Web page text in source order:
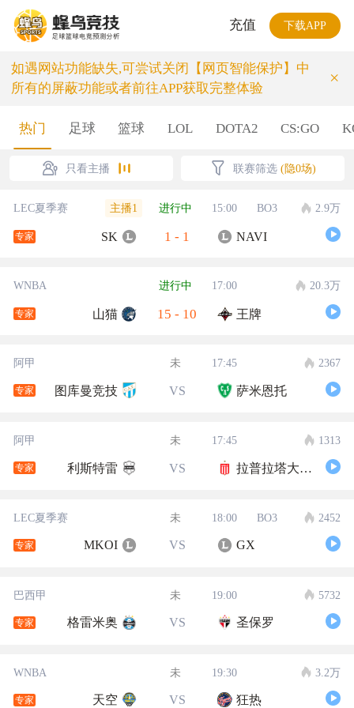
充值 下载APP
如遇网站功能缺失,可尝试关闭【网页智能保护】中
所有的屏蔽功能或者前往APP获取完整体验
×
热门 足球 篮球 LOL DOTA2 CS:GO
只看主播 联赛筛选 (隐0场)
LEC夏季赛 主播1 进行中 15:00 BO3 2.9万
专家 SK 1 - 1 NAVI
WNBA 进行中 17:00 20.3万
专家 山猫 15 - 10 王牌
阿甲 未 17:45 2367
专家 图库曼竞技 VS 萨米恩托
阿甲 未 17:45 1313
专家 利斯特雷 VS 拉普拉塔大学生
LEC夏季赛 未 18:00 BO3 2452
专家 MKOI VS GX
巴西甲 未 19:00 5732
专家 格雷米奥 VS 圣保罗
WNBA 未 19:30 3.2万
专家 天空 VS 狂热